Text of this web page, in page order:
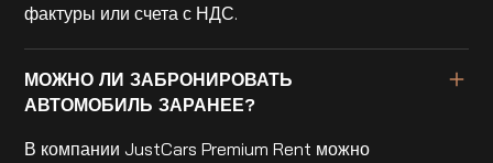
фактуры или счета с НДС.
МОЖНО ЛИ ЗАБРОНИРОВАТЬ
АВТОМОБИЛЬ ЗАРАНЕЕ?
В компании JustCars Premium Rent можно